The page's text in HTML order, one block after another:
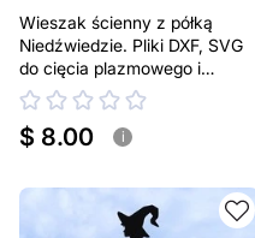
Wieszak ścienny z półką
Niedźwiedzie. Pliki DXF, SVG
do cięcia plazmowego i
laserowego
$ 8.00 i